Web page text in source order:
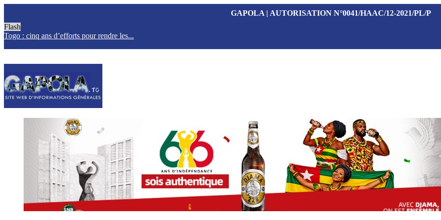
GAPOLA | AUTORISATION N°0041/HAAC/12-2021/PL/P
Flash
Togo : cinq ans d’efforts pour rendre les...